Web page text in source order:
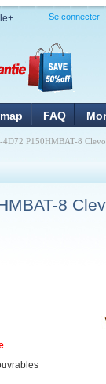
Se connecter
FAQ
P150HMBAT-8
8